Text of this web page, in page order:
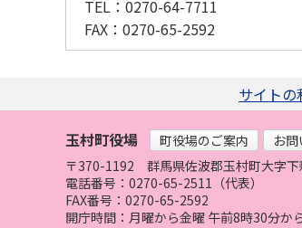
TEL： 0270-64-7711
FAX： 0270-65-2592
サイトの
玉村町役場 町役場のご案内
お
〒370-1192
群馬県佐波郡玉村町大字
電話番号：0270-65-2511（代表）
FAX番号：0270-65-2592
開庁時間：月曜から金曜 午前8時30分か